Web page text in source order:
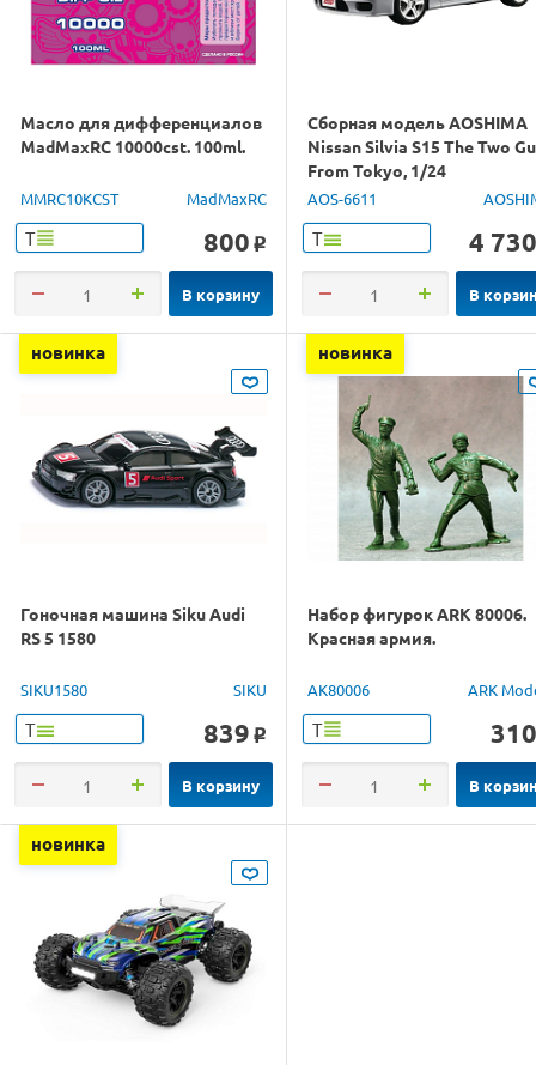
Масло для дифференциалов
MadMaxRC 10000cst. 100ml.
MMRC10KCST MadMaxRC
Т 800 o
В корзину
Сборная модель AOSHIMA
Nissan Silvia S15 The Two
From Tokyo, 1/24
AOS-6611
Т 4 730
В
новинка
Гоночная машина Siku Audi
RS 5 1580
SIKU1580 SIKU
Т 839 o
В корзину
новинка
Набор фигурок ARK 80006.
Красная армия.
AK80006 ARK
Т 310
В
новинка